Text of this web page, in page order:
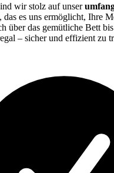
wir stolz auf unser
, das es uns ermöglicht, Ihre
über das gemütliche Bett
– sicher und effizient zu